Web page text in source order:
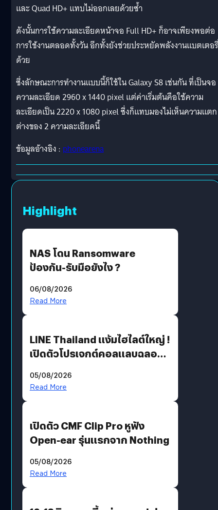
และ Quad HD+ แทบไม่ออกเลยด้วยซ้ำ
ดังนั้นการใช้ความละเอียดหน้าจอ Full HD+ ก็อาจเพียงพอต่อ
การใช้งานตลอดทั้งวัน อีกทั้งยังช่วยประหยัดพลังงานแบตเตอรี่
ด้วย
ซึ่งลักษณะการทำงานแบบนี้ก็ใช้ใน Galaxy S8 เช่นกัน ที่เป็นจอ
ความละเอียด 2960 x 1440 pixel แต่ค่าเริ่มต้นคือใช้ความ
ละเอียดเป็น 2220 x 1080 pixel ซึ่งก็แทบมองไม่เห็นความแตก
ต่างของ 2 ความละเอียดนี้
ข้อมูลอ้างอิง : phonearena
Highlight
NAS โดน Ransomware
ป้องกัน-รับมือยังไง ?
06/08/2026
Read More
LINE Thailand แง้มไฮไลต์ใหญ่ !
เปิดตัวโปรเจกต์คอลแลบฉลอง
Moon x LINE FRIENDS
05/08/2026
Read More
เปิดตัว CMF Clip Pro หูฟัง
Open-ear รุ่นแรกจาก Nothing
05/08/2026
Read More